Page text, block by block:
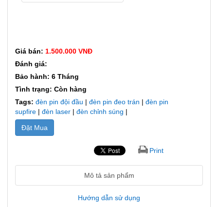
Giá bán: 1.500.000 VNĐ
Đánh giá:
Bảo hành: 6 Tháng
Tình trạng: Còn hàng
Tags: đèn pin đội đầu | đèn pin đeo trán | đèn pin
supfire | đèn laser | đèn chỉnh súng |
Đặt Mua
Print
Mô tả sản phẩm
Hướng dẫn sử dụng